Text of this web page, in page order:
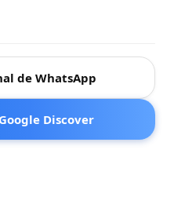
de WhatsApp
Discover